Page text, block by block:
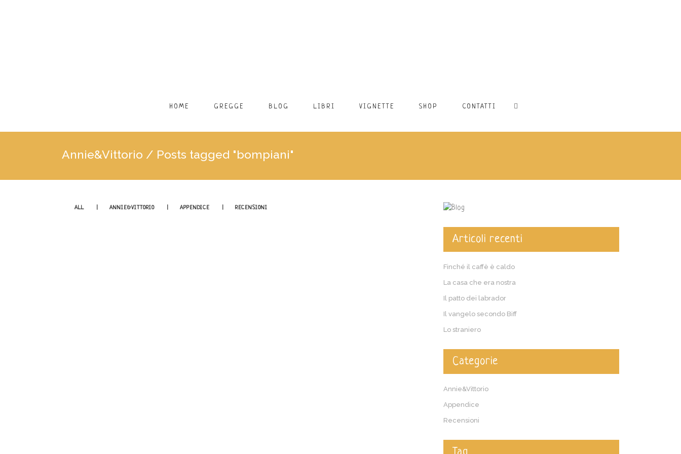
HOME GREGGE BLOG LIBRI VIGNETTE SHOP CONTATTI
Annie&Vittorio / Posts tagged "bompiani"
ALL ANNIE&VITTORIO APPENDICE RECENSIONI
Articoli recenti
Finché il caffè è caldo
La casa che era nostra
Il patto dei labrador
Il vangelo secondo Biff
Lo straniero
Categorie
Annie&Vittorio
Appendice
Recensioni